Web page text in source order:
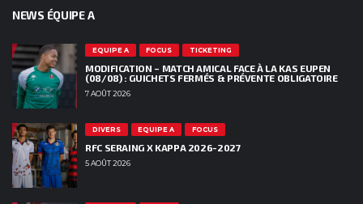
NEWS ÉQUIPE A
EQUIPE A FOCUS TICKETING
MODIFICATION – MATCH AMICAL FACE À LA KAS EUPEN
(08/08) : GUICHETS FERMÉS & PRÉVENTE OBLIGATOIRE
7 AOÛT 2026
DIVERS EQUIPE A FOCUS
RFC SERAING X KAPPA 2026-2027
5 AOÛT 2026